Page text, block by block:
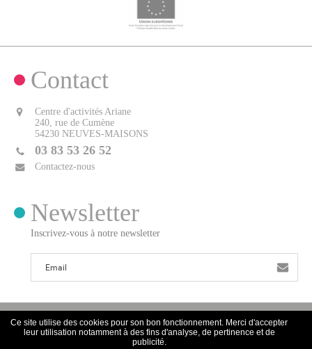
Contact
Centre d'activités Ariane
240, rue de Cumène
54230 NEUVES-MAISONS
03 83 53 26 52
Contactez-nous
Newsletter
Inscrivez-vous à notre newsletter
Ce site utilise des cookies pour son bon fonctionnement. Merci d'accepter
leur utilisation notamment à des fins d'analyse, de pertinence et de
publicité.